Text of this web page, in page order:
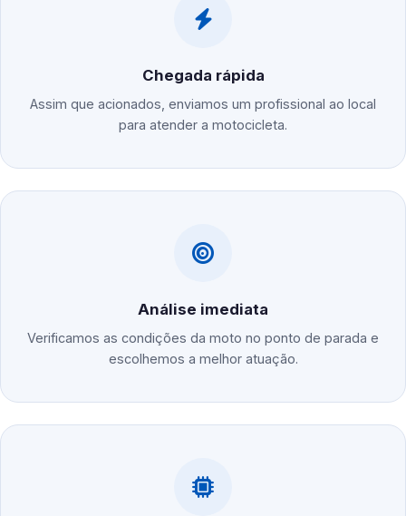
Chegada rápida
Assim que acionados, enviamos um profissional ao local
para atender a motocicleta.
Análise imediata
Verificamos as condições da moto no ponto de parada e
escolhemos a melhor atuação.